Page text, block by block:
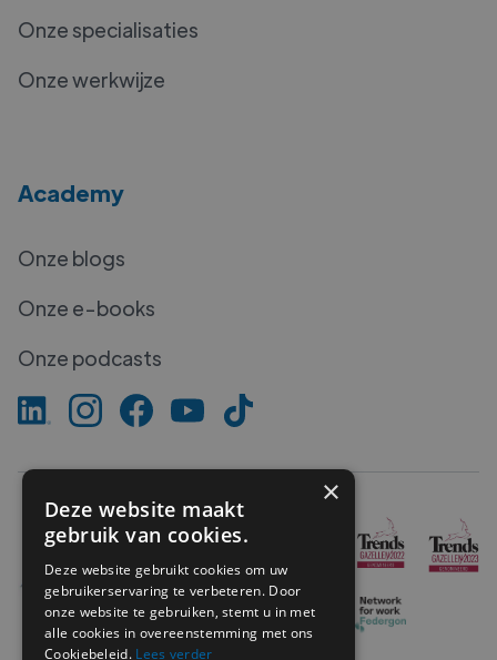
Onze specialisaties
Onze werkwijze
Academy
Onze blogs
Onze e-books
Onze podcasts
×
Deze website maakt
gebruik van cookies.
Deze website gebruikt cookies om uw
gebruikerservaring te verbeteren. Door
onze website te gebruiken, stemt u in met
alle cookies in overeenstemming met ons
Cookiebeleid. Lees verder